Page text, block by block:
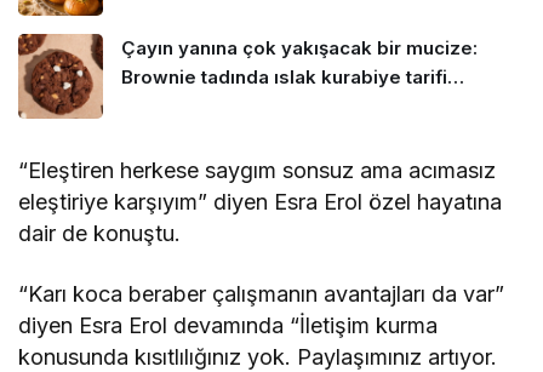
Çayın yanına çok yakışacak bir mucize:
Brownie tadında ıslak kurabiye tarifi…
“Eleştiren herkese saygım sonsuz ama acımasız
eleştiriye karşıyım” diyen Esra Erol özel hayatına
dair de konuştu.
“Karı koca beraber çalışmanın avantajları da var”
diyen Esra Erol devamında “İletişim kurma
konusunda kısıtlılığınız yok. Paylaşımınız artıyor.